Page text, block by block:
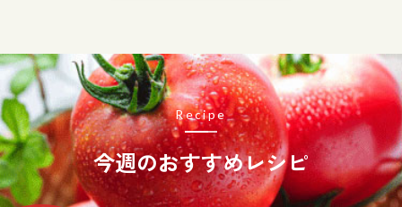
今週のおすすめレシピ
Recipe